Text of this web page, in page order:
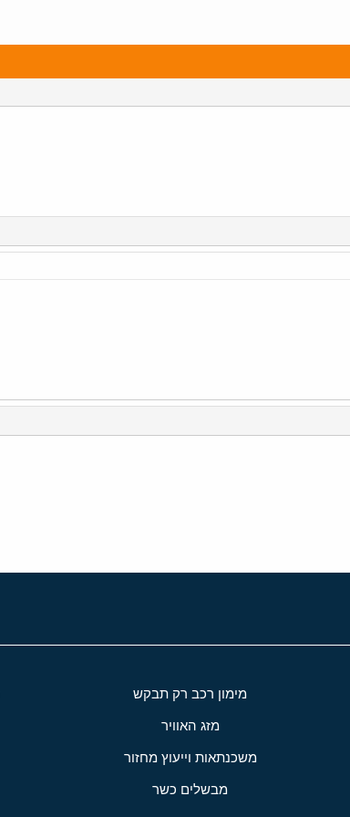
מימון רכב רק תבקש
מזג האוויר
משכנתאות וייעוץ מחזור
מבשלים כשר